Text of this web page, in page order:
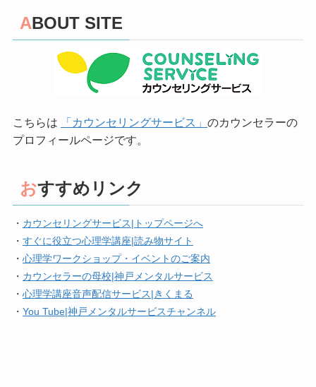
ABOUT SITE
こちらは 「カウンセリングサービス」 のカウンセラーの
プロフィールページです。
おすすめリンク
・ カウンセリングサービス|トップページへ
・ すぐに役立つ心理学講座|読み物サイト
・ 心理学ワークショップ・イベントのご案内
・ カウンセラーの母校|神戸メンタルサービス
・ 心理学講座音声配信サービス|きくまる
・ You Tube|神戸メンタルサービスチャンネル